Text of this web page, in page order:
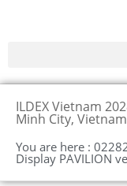
ILDEX Vietnam
Minh City, Vietnam
You are here :
Display PAVILION